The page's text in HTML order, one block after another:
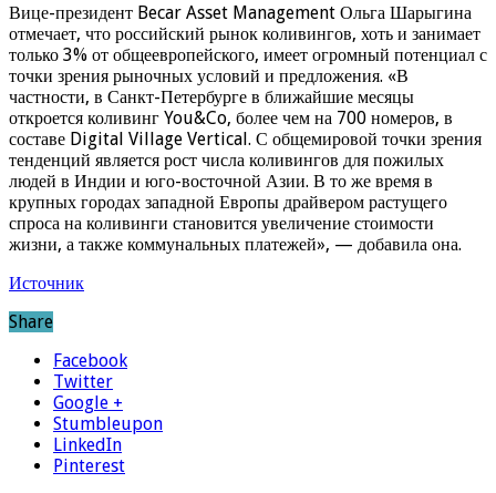
Вице-президент Becar Asset Management Ольга Шарыгина
отмечает, что российский рынок коливингов, хоть и занимает
только 3% от общеевропейского, имеет огромный потенциал с
точки зрения рыночных условий и предложения. «В
частности, в Санкт-Петербурге в ближайшие месяцы
откроется коливинг You&Co, более чем на 700 номеров, в
составе Digital Village Vertical. С общемировой точки зрения
тенденций является рост числа коливингов для пожилых
людей в Индии и юго-восточной Азии. В то же время в
крупных городах западной Европы драйвером растущего
спроса на коливинги становится увеличение стоимости
жизни, а также коммунальных платежей», — добавила она.
Источник
Share
Facebook
Twitter
Google +
Stumbleupon
LinkedIn
Pinterest